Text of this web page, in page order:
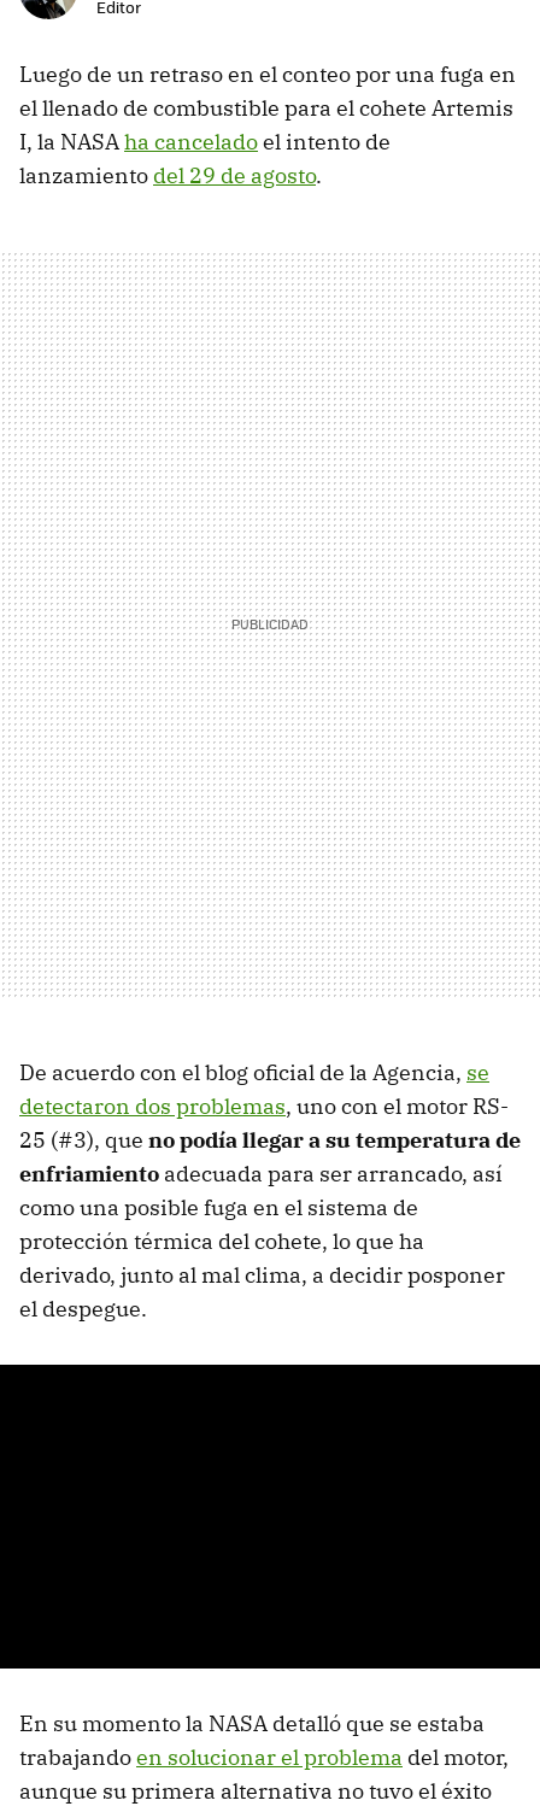
Editor
Luego de un retraso en el conteo por una fuga en
el llenado de combustible para el cohete Artemis
I, la NASAha canceladoel intento de
lanzamiento del 29 de agosto.
De acuerdo con el blog oficial de la Agencia, se
detectaron dos problemas, uno con el motor RS-
25 (#3), que no podía llegar a su temperatura de
enfriamiento adecuada para ser arrancado, así
como una posible fuga en el sistema de
protección térmica del cohete, lo que ha
derivado, junto al mal clima, a decidir posponer
el despegue.
En su momento la NASA detalló que se estaba
trabajandoen solucionar el problema del motor,
aunque su primera alternativa no tuvo el éxito